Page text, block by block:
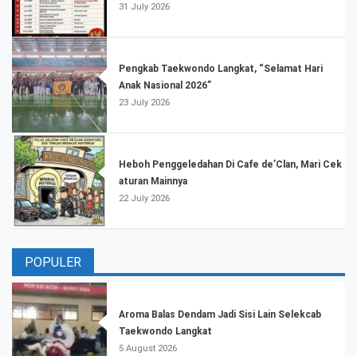
31 July 2026
Pengkab Taekwondo Langkat, “Selamat Hari
Anak Nasional 2026”
23 July 2026
Heboh Penggeledahan Di Cafe de’Clan, Mari Cek
aturan Mainnya
22 July 2026
POPULER
Aroma Balas Dendam Jadi Sisi Lain Selekcab
Taekwondo Langkat
5 August 2026